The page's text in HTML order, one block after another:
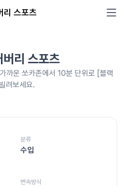
리 스포츠
커버리 스포츠
리 스포츠
까운 쏘카존에서 10분 단위로 [블랙
빌려보세요.
분류
수입
변속방식